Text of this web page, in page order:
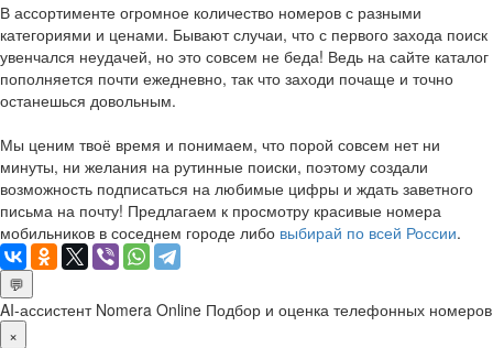
В ассортименте огромное количество номеров с разными
категориями и ценами. Бывают случаи, что с первого захода поиск
увенчался неудачей, но это совсем не беда! Ведь на сайте каталог
пополняется почти ежедневно, так что заходи почаще и точно
останешься довольным.
Мы ценим твоё время и понимаем, что порой совсем нет ни
минуты, ни желания на рутинные поиски, поэтому создали
возможность подписаться на любимые цифры и ждать заветного
письма на почту! Предлагаем к просмотру красивые номера
мобильников в соседнем городе либо выбирай по всей России.
💬
AI-ассистент Nomera Online Подбор и оценка телефонных номеров
×